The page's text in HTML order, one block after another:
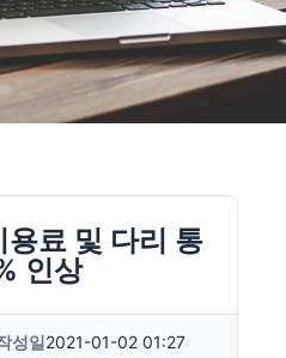
료 및 다리 통
인상
성일2021-01-02 01:27